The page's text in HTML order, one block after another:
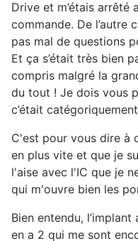
Drive et m’étais arrêté
commande. De l’autre
pas mal de questions
Et ça s’était très bien
compris malgré la
du tout ! Je dois vous
c’était
C'est pour vous dire à
en plus vite et que je
l'aise avec l'IC que je
qui m'ouvre bien les
Bien entendu,
en a 2 qui me sont